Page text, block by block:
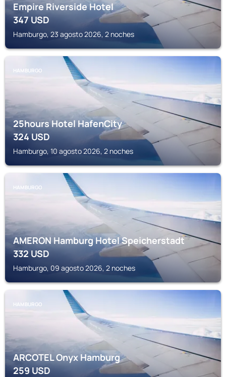
Empire Riverside Hotel
347USD
Hamburgo, 23 agosto 2026, 2 noches
HAMBURGO
25hours Hotel HafenCity
324USD
Hamburgo, 10 agosto 2026, 2 noches
HAMBURGO
AMERON Hamburg Hotel Speicherstadt
332USD
Hamburgo, 09 agosto 2026, 2 noches
HAMBURGO
ARCOTEL Onyx Hamburg
259USD